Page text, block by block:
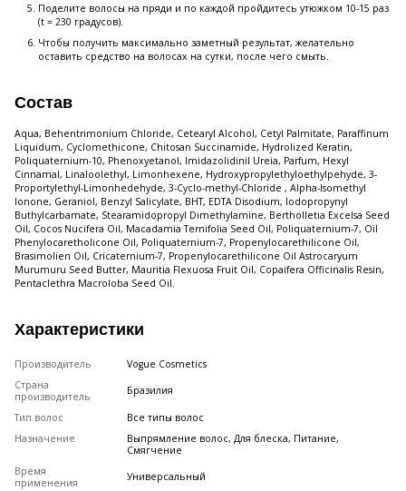
Поделите волосы на пряди и по каждой пройдитесь утюжком 10-15 раз
(t = 230 градусов).
Чтобы получить максимально заметный результат, желательно
оставить средство на волосах на сутки, после чего смыть.
Состав
Aqua, Behentrimonium Chloride, Cetearyl Alcohol, Cetyl Palmitate, Paraffinum
Liquidum, Cyclomethicone, Chitosan Succinamide, Hydrolized Keratin,
Poliquaternium-10, Phenoxyetanol, Imidazolidinil Ureia, Parfum, Hexyl
Cinnamal, Linaloolethyl, Limonhexene, Hydroxypropylethyloethylpehyde, 3-
Proportylethyl-Limonhedehyde, 3-Cyclo-methyl-Chloride , Alpha-Isomethyl
Ionone, Geraniol, Benzyl Salicylate, BHT, EDTA Disodium, Iodopropynyl
Buthylcarbamate, Stearamidopropyl Dimethylamine, Bertholletia Excelsa Seed
Oil, Cocos Nucifera Oil, Macadamia Ternifolia Seed Oil, Poliquaternium-7, Oil
Phenylocaretholicone Oil, Poliquaternium-7, Propenylocarethilicone Oil,
Brasimolien Oil, Cricaternium-7, Propenylocarethilicone Oil Astrocaryum
Murumuru Seed Butter, Mauritia Flexuosa Fruit Oil, Copaifera Officinalis Resin,
Pentaclethra Macroloba Seed Oil.
Характеристики
Производитель
Vogue Cosmetics
Страна
производитель
Бразилия
Тип волос
Все типы волос
Назначение
Выпрямление волос, Для блеска, Питание,
Смягчение
Время
применения
Универсальный